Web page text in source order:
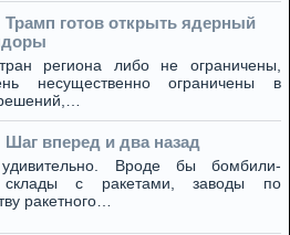
Трамп готов открыть ядерный
региона либо не ограничены,
несущественно ограничены в
Шаг вперед и два назад
Вроде бы бомбили-
с ракетами, заводы по
ракетного…